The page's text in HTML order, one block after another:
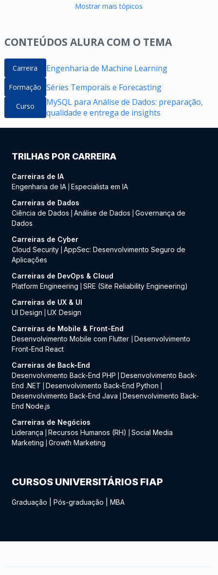
Mostrar mais tópicos
CONTEÚDOS ALURA COM O TEMA
Carreira Engenharia de Machine Learning
Formação Séries Temporais e Forecasting
Curso
MySQL para Análise de Dados: preparação,
qualidade e entrega de insights
TRILHAS POR CARREIRA
Carreiras de IA
Engenharia de IA Especialista em IA
Carreiras de Dados
Ciência de Dados
Análise de Dados
Governança de
Dados
Carreiras de Cyber
Cloud Security AppSec: Desenvolvimento Seguro de
Aplicações
Carreiras de DevOps & Cloud
Platform Engineering
SRE (Site Reliability Engineering)
Carreiras de UX & UI
UI Design
UX Design
Carreiras de Mobile & Front-End
Desenvolvimento Mobile com Flutter
Desenvolvimento
Front-End React
Carreiras de Back-End
Desenvolvimento Back-End PHP
Desenvolvimento Back-
End .NET
Desenvolvimento Back-End Python
Desenvolvimento Back-End Java
Desenvolvimento Back-
End Node.js
Carreiras de Negócios
Liderança
Recursos Humanos (RH)
Social Media
Marketing
Growth Marketing
CURSOS UNIVERSITÁRIOS FIAP
Graduação Pós-graduação MBA